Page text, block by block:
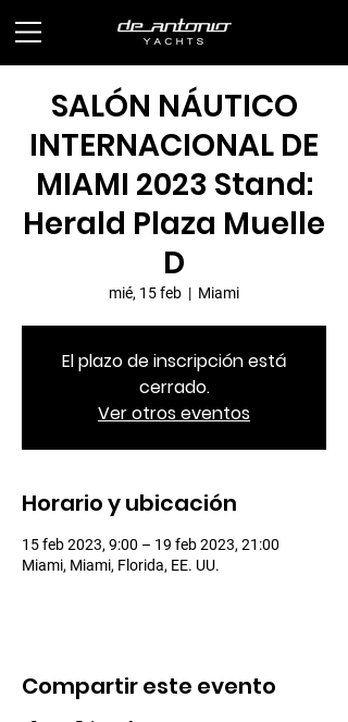
SALÓN NÁUTICO
INTERNACIONAL DE
MIAMI 2023 Stand:
Herald Plaza Muelle
D
mié, 15 feb
  |
Miami
El plazo de inscripción está
cerrado.
Ver otros eventos
Horario y ubicación
15 feb 2023, 9:00 – 19 feb 2023, 21:00
Miami, Miami, Florida, EE. UU.
Compartir este evento